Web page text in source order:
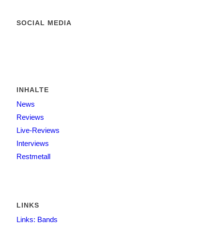
SOCIAL MEDIA
INHALTE
News
Reviews
Live-Reviews
Interviews
Restmetall
LINKS
Links: Bands